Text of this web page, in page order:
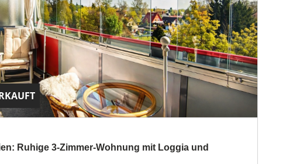
Ruhige 3-Zimmer-Wohnung mit Loggia und